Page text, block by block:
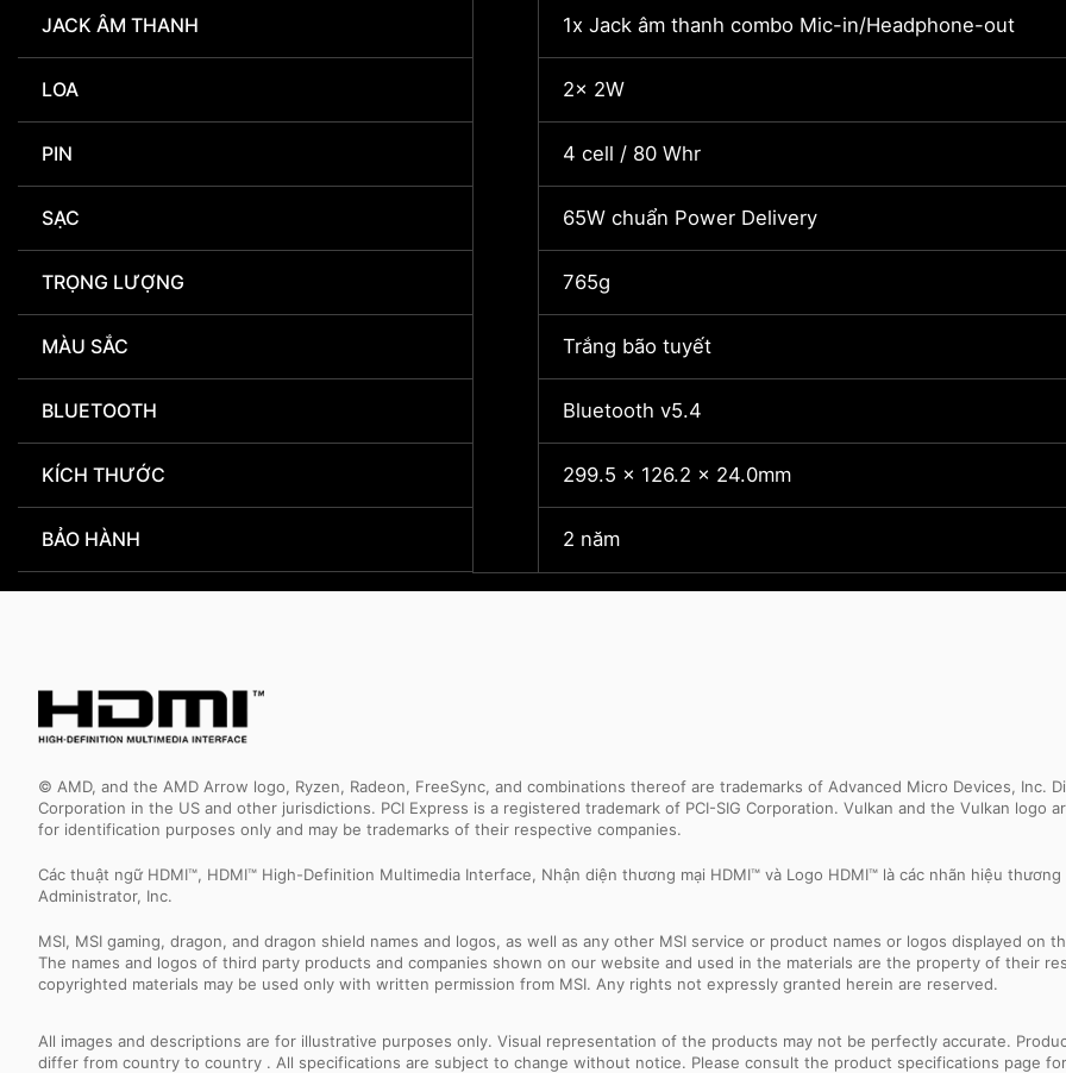
JACK ÂM THANH 1x Jack âm thanh combo Mic-in/Headphone-out
LOA 2x 2W
PIN 4 cell / 80 Whr
SẠC 65W chuẩn Power Delivery
TRỌNG LƯỢNG 765g
MÀU SẮC Trắng bão tuyết
BLUETOOTH Bluetooth v5.4
KÍCH THƯỚC 299.5 x 126.2 x 24.0mm
BẢO HÀNH 2 năm
© AMD, and the AMD Arrow logo, Ryzen, Radeon, FreeSync, and combinations thereof are trademarks of Advanced Micro Devices,
Corporation in the US and other jurisdictions. PCI Express is a registered trademark of PCI-SIG Corporation. Vulkan and the Vulkan logo
for identification purposes only and may be trademarks of their respective companies.
Các thuật ngữ HDMI™, HDMI™ High-Definition Multimedia Interface, Nhận diện thương mại HDMI™ và Logo HDMI™ là các nhãn hiệu
Administrator, Inc.
MSI, MSI gaming, dragon, and dragon shield names and logos, as well as any other MSI service or product names or logos displayed on
The names and logos of third party products and companies shown on our website and used in the materials are the property of their
copyrighted materials may be used only with written permission from MSI. Any rights not expressly granted herein are reserved.
All images and descriptions are for illustrative purposes only. Visual representation of the products may not be perfectly accurate.
differ from country to country . All specifications are subject to change without notice. Please consult the product specifications page